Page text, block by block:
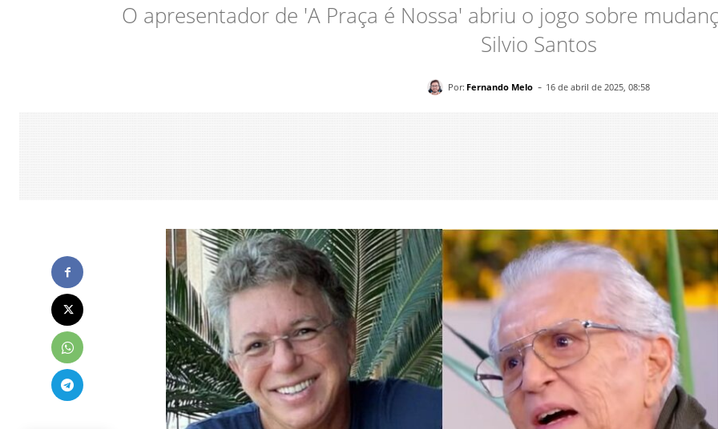
O apresentador de 'A Praça é Nossa' abriu o jogo sobre
Silvio Santos
Por: Fernando Melo - 16 de abril de 2025, 08:58